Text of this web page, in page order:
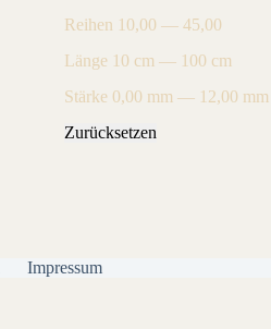
Reihen 10,00 — 45,00
Länge 10 cm — 100 cm
Stärke 0,00 mm — 12,00 mm
Zurücksetzen
Impressum